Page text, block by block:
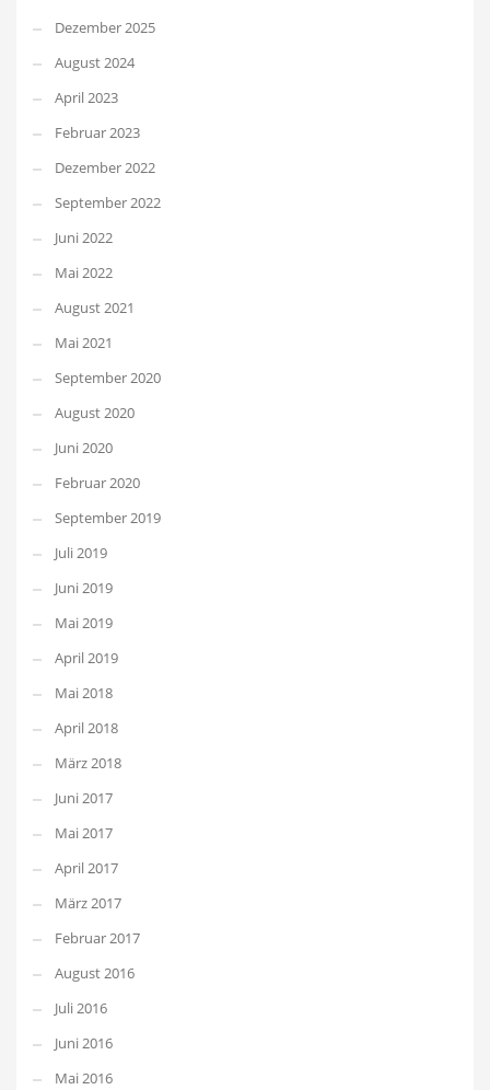
Dezember 2025
August 2024
April 2023
Februar 2023
Dezember 2022
September 2022
Juni 2022
Mai 2022
August 2021
Mai 2021
September 2020
August 2020
Juni 2020
Februar 2020
September 2019
Juli 2019
Juni 2019
Mai 2019
April 2019
Mai 2018
April 2018
März 2018
Juni 2017
Mai 2017
April 2017
März 2017
Februar 2017
August 2016
Juli 2016
Juni 2016
Mai 2016